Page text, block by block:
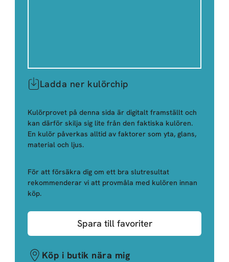
Ladda ner kulörchip
Kulörprovet på denna sida är digitalt framställt och
kan därför skilja sig lite från den faktiska kulören.
En kulör påverkas alltid av faktorer som yta, glans,
material och ljus.
För att försäkra dig om ett bra slutresultat
rekommenderar vi att provmåla med kulören innan
köp.
Spara till favoriter
Köp i butik nära mig